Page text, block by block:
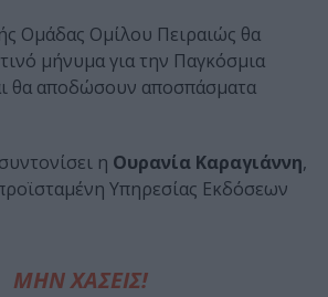
Ομάδας Ομίλου Πειραιώς θα
μήνυμα για την Παγκόσμια
θα αποδώσουν αποσπάσματα
η Ουρανία Καραγιάννη,
Υπηρεσίας Εκδόσεων
ΜΗΝ ΧΑΣΕΙΣ!